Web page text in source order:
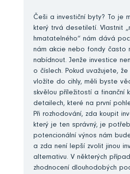
Češi a investiční byty? To je
který trvá desetiletí. Vlastnit
hmatatelného“ nám dává
nám akcie nebo fondy často
nabídnout. Jenže investice
o číslech. Pokud uvažujete,
vložíte do cihly, měli byste
skvělou příležitostí a finanční
detailech, které na první
Při rozhodování, zda koupit
který je ten správný, je
potencionální výnos nám
a zda není lepší zvolit jinou
alternativu. V některých
zhodnocení dlouhodobých